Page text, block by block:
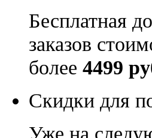
Бесплатная
заказов
более 4499
Скидки для
Уже на